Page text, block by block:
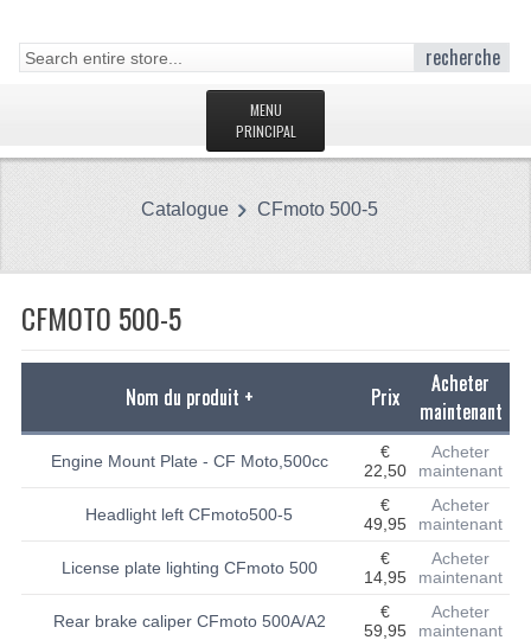
recherche
MENU
PRINCIPAL
CFMOTO 500-5
CFMOTO 500-A/2A / GOES 520
GASKETS
LUMIÈRES
PLASTIC PARTS
SYSTÈME DE CARBURANT
PIÈCES 50CC À 125CC
Catalogue CFmoto 500-5
CFMOTO 500-5
Nom du produit + Prix
Acheter
maintenant
Engine Mount Plate - CF Moto,500cc
€
22,50
Acheter
maintenant
Headlight left CFmoto500-5
€
49,95
Acheter
maintenant
License plate lighting CFmoto 500
€
14,95
Acheter
maintenant
Rear brake caliper CFmoto 500A/A2
€
59,95
Acheter
maintenant